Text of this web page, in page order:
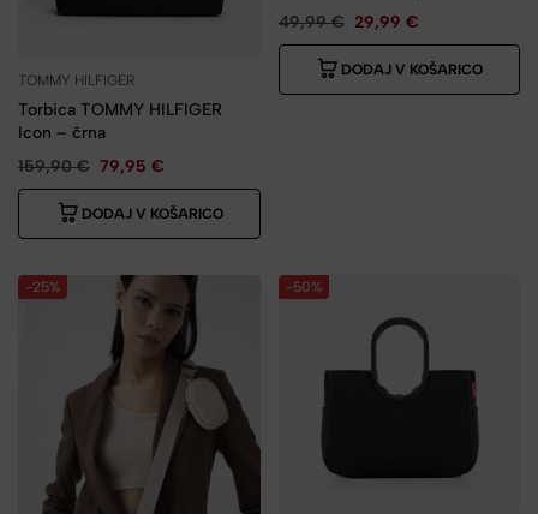
TOMMY HILFIGER
Torbica TOMMY HILFIGER
Icon – črna
159,90€ 79,95 €
DODAJ V KOŠARICO
49,99€ 29,99 €
DODAJ V KOŠARICO
-25% -50%